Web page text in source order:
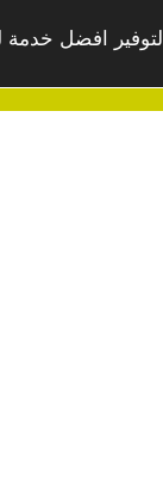
لتوفير افضل خدمة